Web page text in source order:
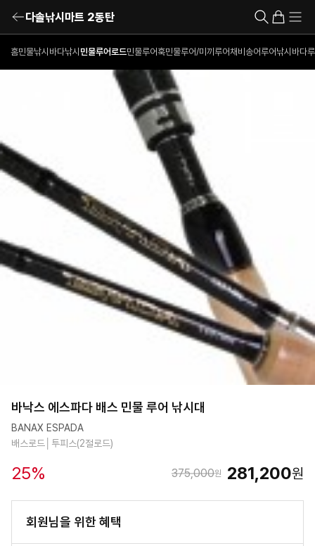
다솔낚시마트 2동탄
홈민물낚시 바다낚시 민물루어로드민물루어훅민물루어/미끼 루어채비 송어루어낚시 바다
바낙스 에스파다 배스 민물 루어 낚시대
BANAX ESPADA
배스로드│투피스(2절로드)
25% 375,000원 281,200원
회원님을 위한 혜택